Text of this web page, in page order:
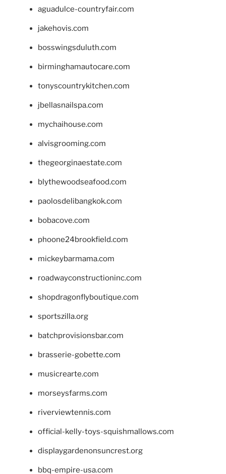
aguadulce-countryfair.com
jakehovis.com
bosswingsduluth.com
birminghamautocare.com
tonyscountrykitchen.com
jbellasnailspa.com
mychaihouse.com
alvisgrooming.com
thegeorginaestate.com
blythewoodseafood.com
paolosdelibangkok.com
bobacove.com
phoone24brookfield.com
mickeybarmama.com
roadwayconstructioninc.com
shopdragonflyboutique.com
sportszilla.org
batchprovisionsbar.com
brasserie-gobette.com
musicrearte.com
morseysfarms.com
riverviewtennis.com
official-kelly-toys-squishmallows.com
displaygardenonsuncrest.org
bbq-empire-usa.com